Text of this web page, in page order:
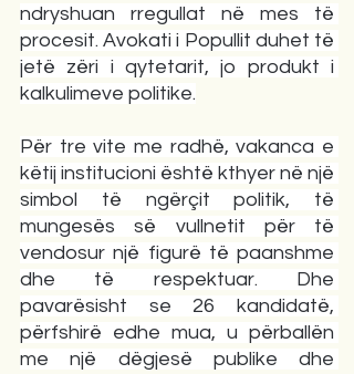
ndryshuan rregullat në mes të
procesit. Avokati i Popullit duhet të
jetë zëri i qytetarit, jo produkt i
kalkulimeve politike.
Për tre vite me radhë, vakanca e
këtij institucioni është kthyer në një
simbol të ngërçit politik, të
mungesës së vullnetit për të
vendosur një figurë të paanshme
dhe të respektuar. Dhe
pavarësisht se 26 kandidatë,
përfshirë edhe mua, u përballën
me një dëgjesë publike dhe